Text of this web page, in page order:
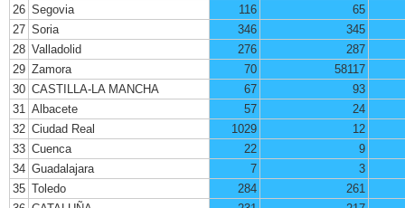
26 Segovia 116
65
27 Soria 346
345
28 Valladolid 276
287
29 Zamora 70
58117
30 CASTILLA-LA MANCHA 67
93
31 Albacete 57
24
32 Ciudad Real 1029
12
33 Cuenca 22
9
34 Guadalajara 7
3
35 Toledo 284
261